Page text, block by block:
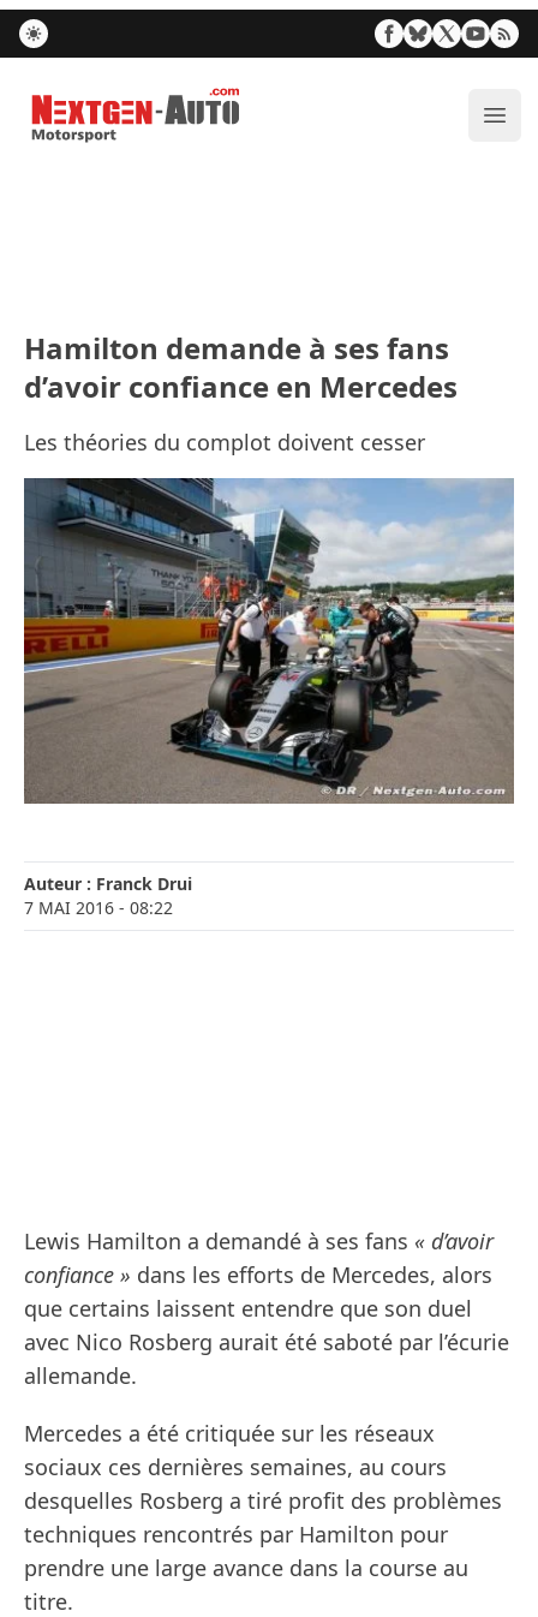
Nextgen-Auto.com
Hamilton demande à ses fans
d’avoir confiance en Mercedes
Les théories du complot doivent cesser
Auteur : Franck Drui
7 MAI 2016 - 08:22
Lewis Hamilton a demandé à ses fans « d’avoir
confiance » dans les efforts de Mercedes, alors
que certains laissent entendre que son duel
avec Nico Rosberg aurait été saboté par l’écurie
allemande.
Mercedes a été critiquée sur les réseaux
sociaux ces dernières semaines, au cours
desquelles Rosberg a tiré profit des problèmes
techniques rencontrés par Hamilton pour
prendre une large avance dans la course au
titre.